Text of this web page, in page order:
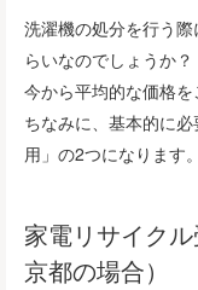
洗濯機の処分を行う
らいなのでしょうか？
今から平均的な価格を
ちなみに、基本的に
用」の2つになります。
家電リサイク
京都の場合）